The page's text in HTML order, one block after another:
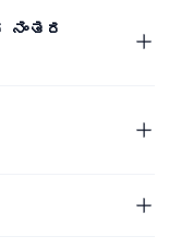
ನಂತರ